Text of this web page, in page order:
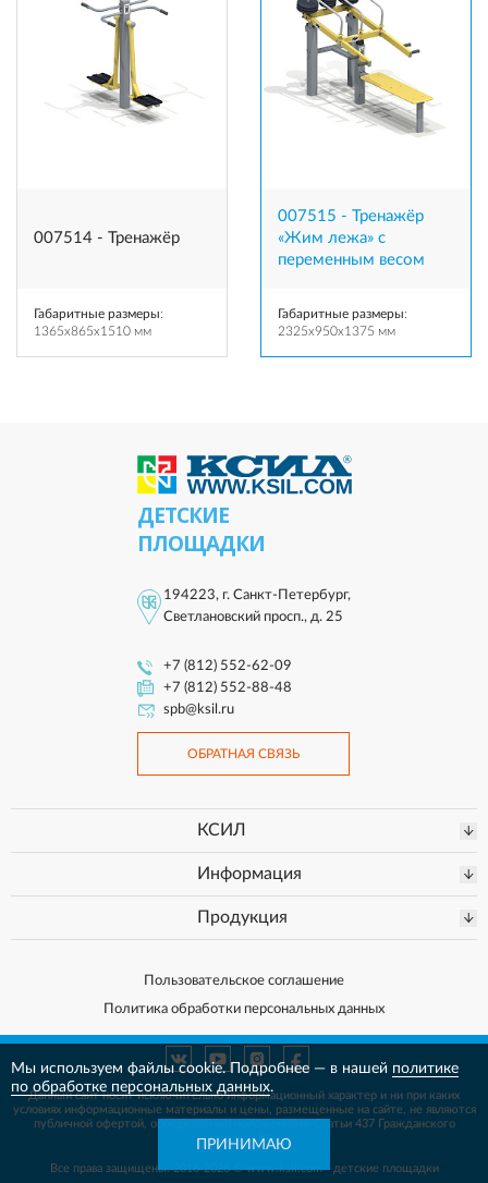
007514 - Тренажёр
Габаритные размеры:
1365x865x1510 мм
007515 - Тренажёр
«Жим лежа» с
переменным весом
Габаритные размеры:
2325x950x1375 мм
ДЕТСКИЕ
ПЛОЩАДКИ
194223, г. Санкт-Петербург,
Светлановский просп., д. 25
+7 (812) 552-62-09
+7 (812) 552-88-48
spb@ksil.ru
ОБРАТНАЯ СВЯЗЬ
КСИЛ
Информация
Продукция
Пользовательское соглашение
Политика обработки персональных данных
Данный сайт носит исключительно информационный характер и ни при каких
условиях информационные материалы и цены, размещенные на сайте, неявляются
публичной офертой, определяемой положениями Статьи 437 Гражданского
кодекса РФ.
Все права защищены. 2016-2026 © www.ksil.com - детские площадки
Мы используем файлы cookie. Подробнее — в нашей политике
по обработке персональных данных.
ПРИНИМАЮ